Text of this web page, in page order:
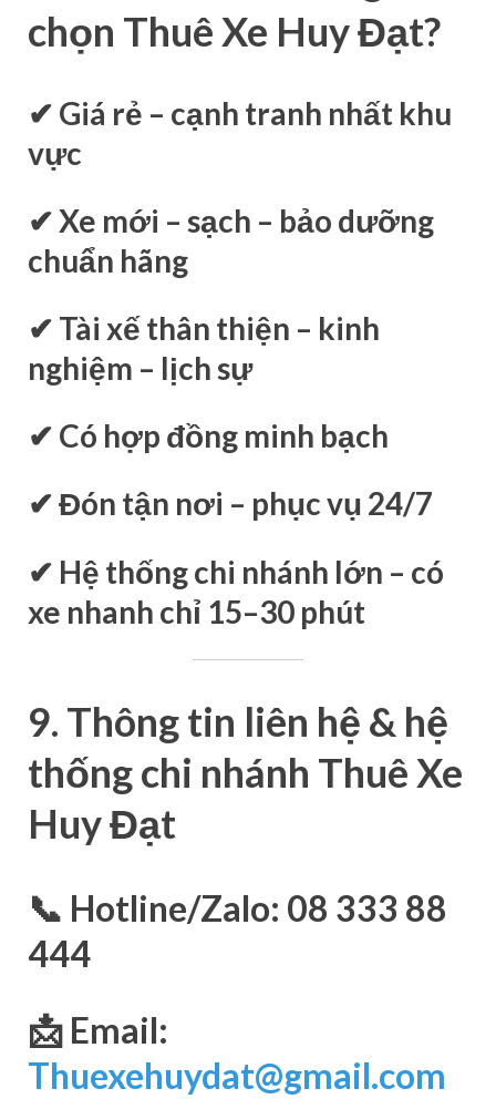
chọn Thuê Xe Huy Đạt?
✔ Giá rẻ – cạnh tranh nhất khu
vực
✔ Xe mới – sạch – bảo dưỡng
chuẩn hãng
✔ Tài xế thân thiện – kinh
nghiệm – lịch sự
✔ Có hợp đồng minh bạch
✔ Đón tận nơi – phục vụ 24/7
✔ Hệ thống chi nhánh lớn – có
xe nhanh chỉ 15–30 phút
9. Thông tin liên hệ & hệ
thống chi nhánh Thuê Xe
Huy Đạt
📞 Hotline/Zalo: 08 333 88
444
📩 Email:
Thuexehuydat@gmail.com